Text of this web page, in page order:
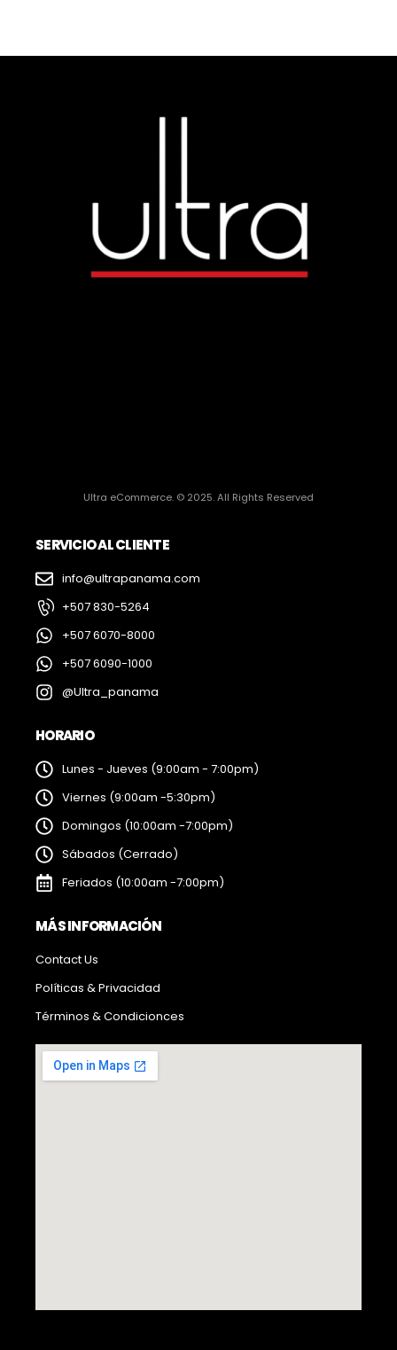
Ultra eCommerce. © 2025. All Rights Reserved
SERVICIO AL CLIENTE
info@ultrapanama.com
+507 830-5264
+507 6070-8000
+507 6090-1000
@Ultra_panama
HORARIO
Lunes - Jueves (9:00am - 7:00pm)
Viernes (9:00am -5:30pm)
Domingos (10:00am -7:00pm)
Sábados (Cerrado)
Feriados (10:00am -7:00pm)
MÁS INFORMACIÓN
Contact Us
Políticas & Privacidad
Términos & Condicionces